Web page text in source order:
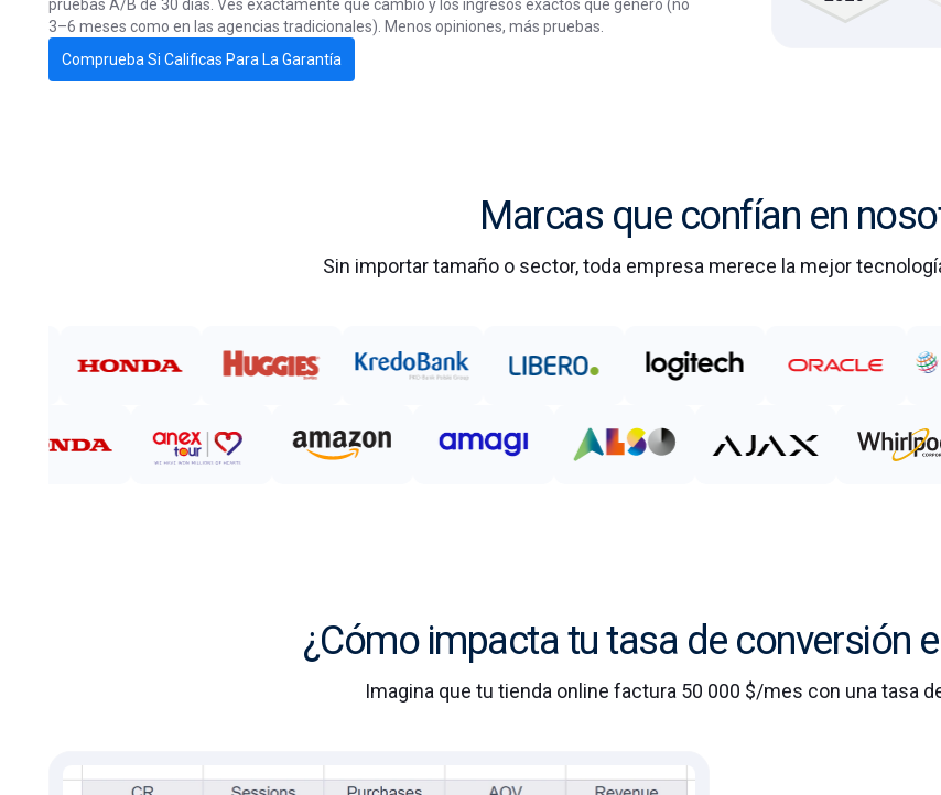
pruebas A/B de 30 días. Ves exactamente qué cambió y los ingresos exactos que generó (no
3–6 meses como en las agencias tradicionales). Menos opiniones, más pruebas.
Comprueba Si Calificas Para La Garantía
Marcas que confían en
Sin importar tamaño o sector, toda empresa merece la mejor
¿Cómo impacta tu tasa de conversión
Imagina que tu tienda online factura 50 000 $/mes con una tasa